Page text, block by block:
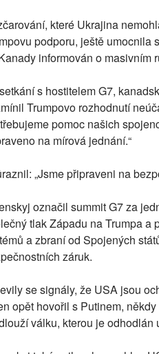
které Ukrajina
podporu, ještě umocnila
informován o masivním
s hostitelem G7,
Trumpovo rozhodnutí
pomoc našich
na mírová jednání.“
„Jsme připraveni na
označil summit G7 za
tlak Západu na Trumpa a
a zbraní od Spojených
záruk.
se signály, že USA jsou
opět hovořil s Putinem,
válku, kterou je odhodlán